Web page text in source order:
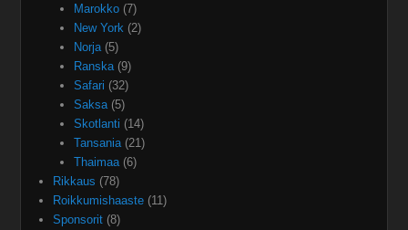
Marokko(7)
New York (2)
Norja(5)
Ranska(9)
Safari (32)
Saksa(5)
Skotlanti (14)
Tansania(21)
Thaimaa(6)
Rikkaus (78)
Roikkumishaaste (11)
Sponsorit (8)